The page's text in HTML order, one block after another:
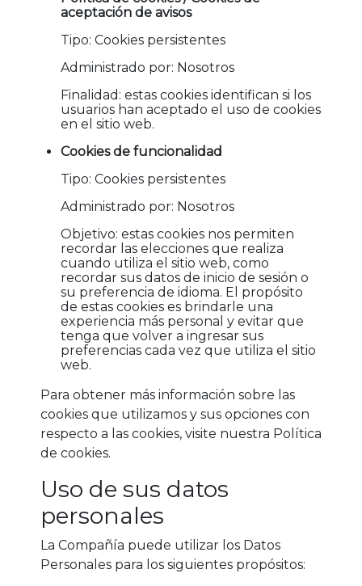
aceptación de avisos
Tipo: Cookies persistentes
Administrado por: Nosotros
Finalidad: estas cookies identifican si los
usuarios han aceptado el uso de cookies
en el sitio web.
Cookies de funcionalidad
Tipo: Cookies persistentes
Administrado por: Nosotros
Objetivo: estas cookies nos permiten
recordar las elecciones que realiza
cuando utiliza el sitio web, como
recordar sus datos de inicio de sesión o
su preferencia de idioma. El propósito
de estas cookies es brindarle una
experiencia más personal y evitar que
tenga que volver a ingresar sus
preferencias cada vez que utiliza el sitio
web.
Para obtener más información sobre las
cookies que utilizamos y sus opciones con
respecto a las cookies, visite nuestra Política
de cookies.
Uso de sus datos
personales
La Compañía puede utilizar los Datos
Personales para los siguientes propósitos: